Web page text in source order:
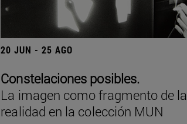
20 JUN - 25 AGO
Constelaciones posibles.
La imagen como fragmento de la
realidad en la colección MUN